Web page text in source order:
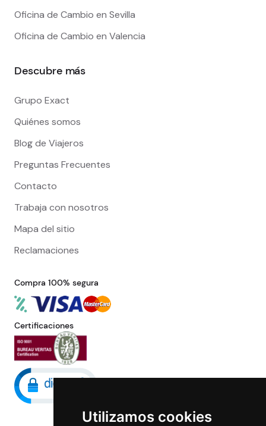
Utilizamos cookies
Oficina de Cambio en Sevilla
Oficina de Cambio en Valencia
Descubre más
Grupo Exact
Quiénes somos
Blog de Viajeros
Preguntas Frecuentes
Contacto
Trabaja con nosotros
Mapa del sitio
Reclamaciones
Compra 100% segura
Certificaciones